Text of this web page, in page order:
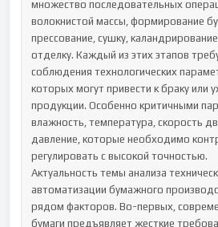
множество последовательных
волокнистой массы, формирование
прессование, сушку,
отделку. Каждый из этих этапов
соблюдения технологических
которых могут привести к браку или
продукции. Особенно критичными
влажность, температура, скорость
давление, которые необходимо
регулировать с высокой точностью.
Актуальность темы анализа
автоматизации бумажного
рядом факторов. Во-первых,
бумаги предъявляет жесткие